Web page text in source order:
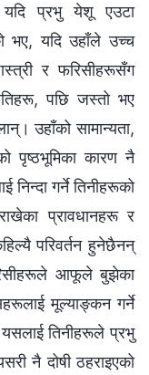
यदि प्रभु येशू एउटा
भए, यदि उहाँले उच्च
र फरिसीहरूसँग
पछि जस्तो भए
उहाँको सामान्यता,
पृष्ठभूमिका कारण नै
गर्ने तिनीहरूको
प्रावधानहरू र
परिवर्तन हुनेछैनन्
आफूले बुझेका
मूल्याङ्कन गर्ने
तिनीहरूले प्रभु
नै दोषी ठहराइएको